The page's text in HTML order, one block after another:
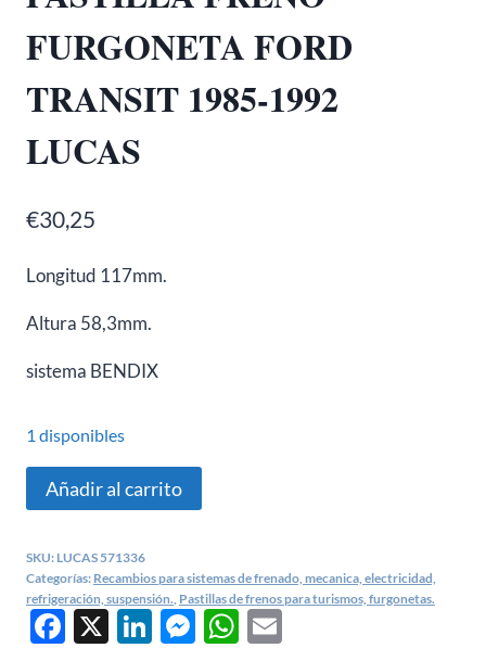
FURGONETA FORD
TRANSIT 1985-1992
LUCAS
€30,25
Longitud 117mm.
Altura 58,3mm.
sistema BENDIX
1 disponibles
PASTILLA
FRENO
FORD
TRANSIT
1985-
Añadir al carrito
SKU: LUCAS 571336
Categorías: Recambios para sistemas de frenado, mecanica, electricidad,
refrigeración, suspensión. Pastillas de frenos para turismos, furgonetas.
Facebook
X LinkedIn
Messenger
WhatsApp